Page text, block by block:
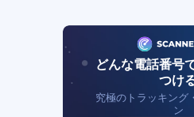
どんな電話番号
つけ
究極のトラッキング
ン